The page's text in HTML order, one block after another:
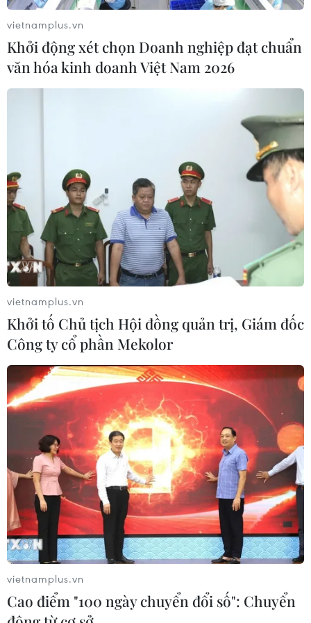
Theo dõi VietnamPlus
TIN LIÊN QUAN
Ngân hàng cảnh báo lợi dụng thông tin
dịch corona để phát tán mã độc
vietnamplus.vn
Khởi động xét chọn Doanh nghiệp đạt chuẩn
văn hóa kinh doanh Việt Nam 2026
vietnamplus.vn
Khởi tố Chủ tịch Hội đồng quản trị, Giám đốc
Công ty cổ phần Mekolor
vietnamplus.vn
Cao điểm "100 ngày chuyển đổi số": Chuyển